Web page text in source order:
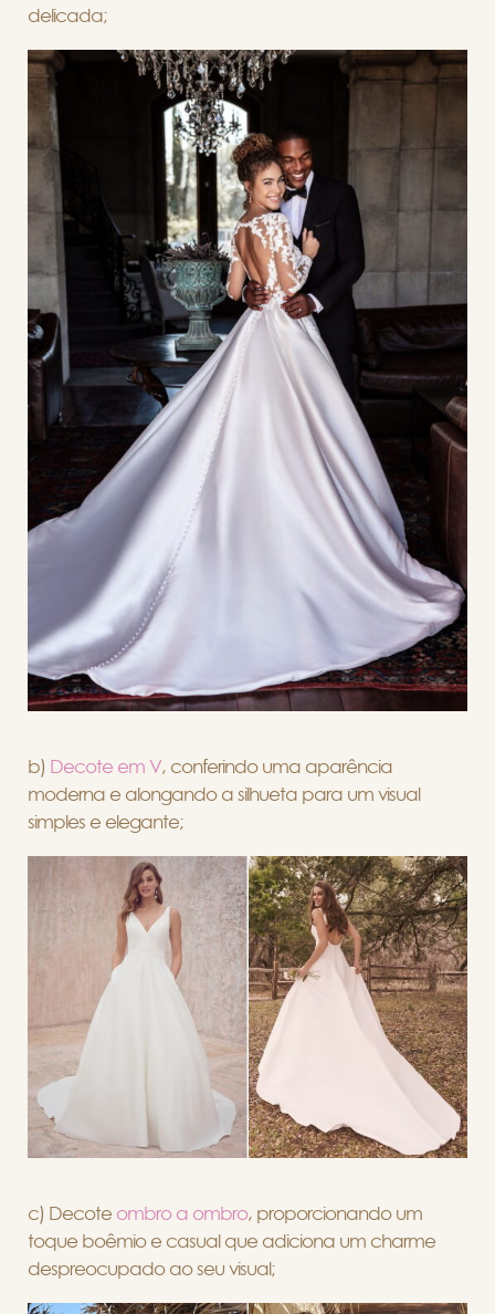
delicada;
b) Decote em V, conferindo uma aparência
moderna e alongando a silhueta para um visual
simples e elegante;
c) Decote ombro a ombro, proporcionando um
toque boêmio e casual que adiciona um charme
despreocupado ao seu visual;